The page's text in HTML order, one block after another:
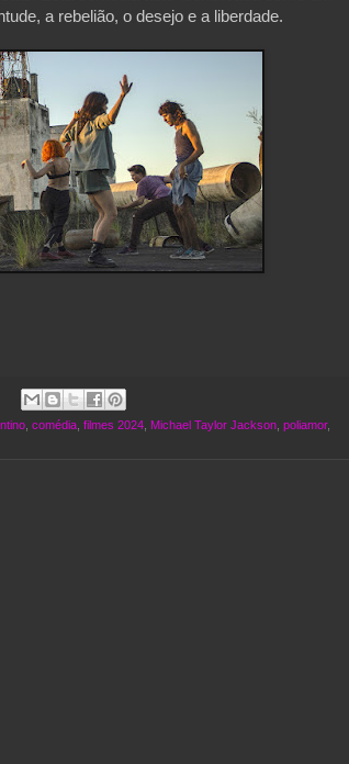
a rebelião, o desejo e a liberdade.
comédia filmes 2024 Michael Taylor Jackson poliamor,